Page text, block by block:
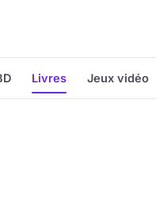
Livres Jeux vidéo